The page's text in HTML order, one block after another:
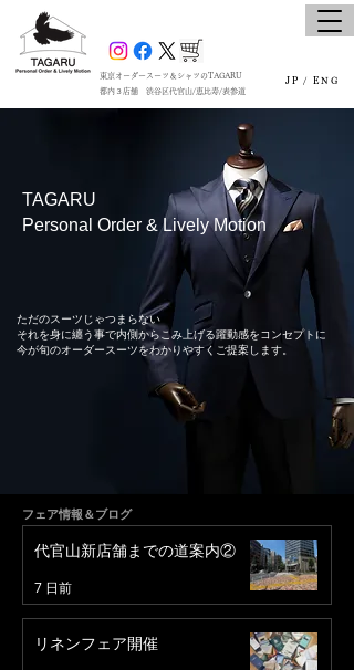
東京オーダースーツ＆シャツのTAGARU
都内３店舗 渋谷区代官山/恵比寿/表参道
ENG
JP /
TAGARU
Personal Order & Lively Motion
ただのスーツじゃつまらない
それを身に纏う事で内側からこみ上げる躍動感をコンセプトに
今が旬のオーダースーツをわかりやすくご提案します。
フェア情報＆ブログ
代官山新店舗までの道案内②
7 日前
リネンフェア開催